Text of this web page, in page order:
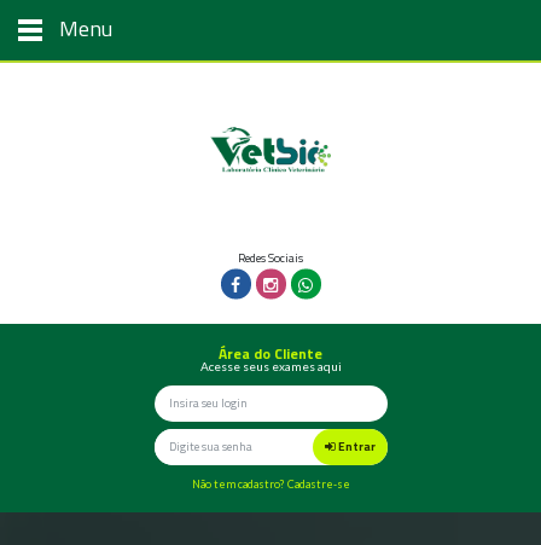
Menu
Redes Sociais
Área do Cliente
Acesse seus exames aqui
Entrar
Não tem cadastro? Cadastre-se